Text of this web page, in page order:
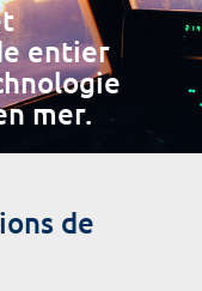
entier
mer.
de